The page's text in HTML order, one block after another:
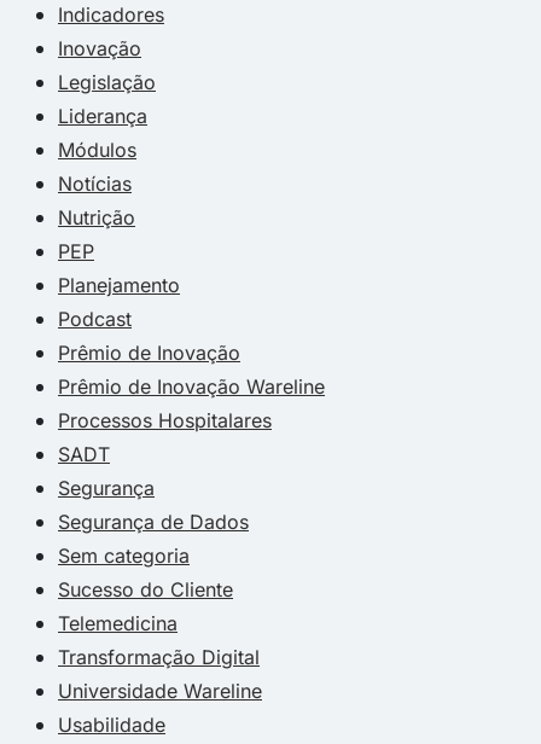
Indicadores
Inovação
Legislação
Liderança
Módulos
Notícias
Nutrição
PEP
Planejamento
Podcast
Prêmio de Inovação
Prêmio de Inovação Wareline
Processos Hospitalares
SADT
Segurança
Segurança de Dados
Sem categoria
Sucesso do Cliente
Telemedicina
Transformação Digital
Universidade Wareline
Usabilidade